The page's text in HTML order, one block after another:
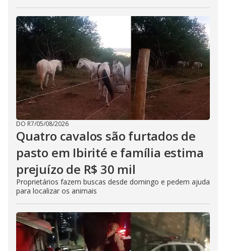
DO R7/05/08/2026
Quatro cavalos são furtados de
pasto em Ibirité e família estima
prejuízo de R$ 30 mil
Proprietários fazem buscas desde domingo e pedem ajuda
para localizar os animais